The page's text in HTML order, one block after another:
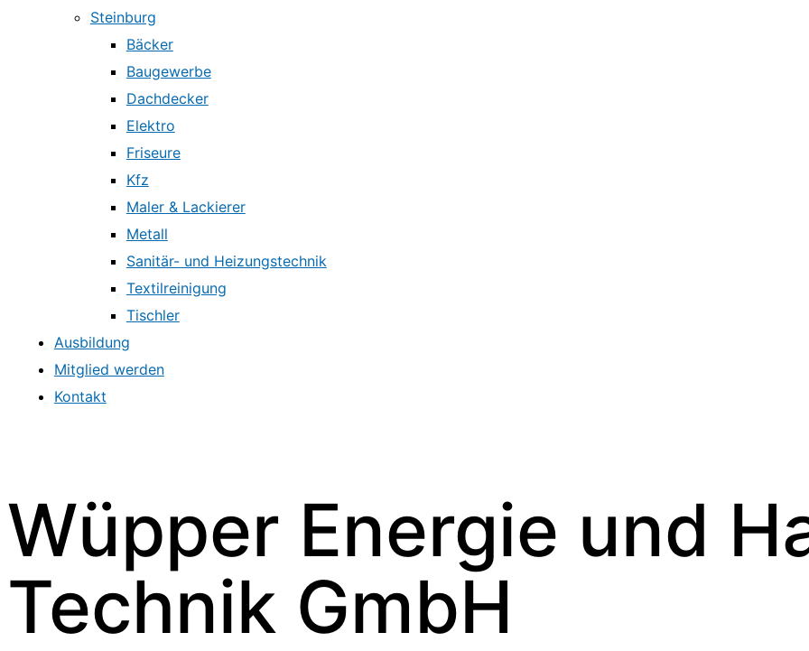
Steinburg
Bäcker
Baugewerbe
Dachdecker
Elektro
Friseure
Kfz
Maler & Lackierer
Metall
Sanitär- und Heizungstechnik
Textilreinigung
Tischler
Ausbildung
Mitglied werden
Kontakt
Wüpper Energie und
Technik GmbH